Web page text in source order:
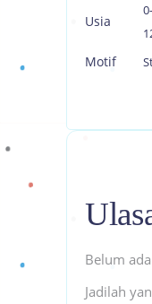
Usia
Motif
Belum
Jadilah